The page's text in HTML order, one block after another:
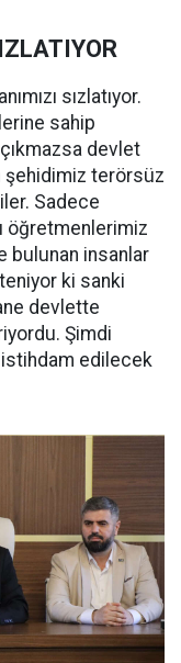
sızlatıyor.
sahip
çıkmazsa devlet
şehidimiz terörsüz
Sadece
öğretmenlerimiz
bulunan insanlar
ki sanki
devlette
Şimdi
istihdam edilecek